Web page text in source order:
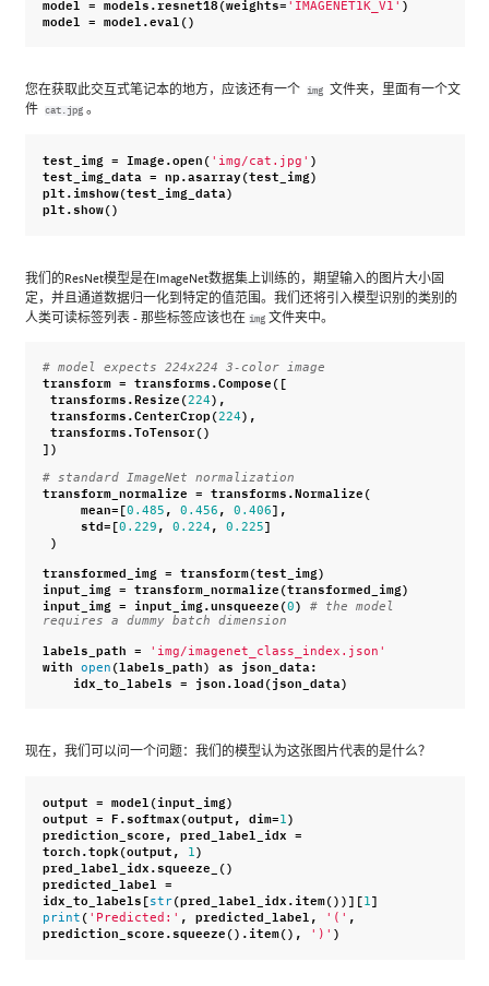
'IMAGENET1K_V1'
model = model .eval ()
您在获取此交互式笔记本的地方，应该还有一个 img
文件夹，里面有一个文
件
cat.jpg 。
test_img = Image.open( 'img/cat.jpg' )
test_img_data = np.asarray(test_img)
plt.imshow(test_img_data)
plt.show()
我们的ResNet模型是在ImageNet数据集上训练的，期望输入的图片大小固
定，并且通道数据归一化到特定的值范围。我们还将引入模型识别的类别的
人类可读标签列表 - 那些标签应该也在 img 文件夹中。
# model expects 224x224 3-color image
transform = transforms.Compose([
transforms.Resize(224),
transforms.CenterCrop(224),
transforms.ToTensor()
])
# standard ImageNet normalization
transform_normalize = transforms.Normalize(
mean=[0.485 , 0.456 , 0.406],
std=[0.229 , 0.224, 0.225]
)
transformed_img = transform(test_img)
input_img = transform_normalize(transformed_img)
input_img = input_img.unsqueeze(0)
# the model
requires a dummy batch dimension
labels_path = 'img/imagenet_class_index.json'
with open (labels_path) as json_data:
idx_to_labels = json.load(json_data)
现在，我们可以问一个问题：我们的模型认为这张图片代表的是什么？
output = model (input_img)
output = F.softmax(output, dim=1 )
prediction_score, pred_label_idx =
torch.topk(output, 1 )
pred_label_idx.squeeze_ ()
predicted_label =
idx_to_labels[str(pred_label_idx.item())][1 ]
print ( 'Predicted:' , predicted_label , '(' ,
prediction_score.squeeze() .item(), ')' )